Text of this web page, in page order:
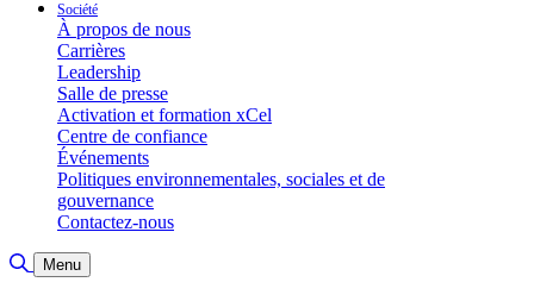
Société
À propos de nous
Carrières
Leadership
Salle de presse
Activation et formation xCel
Centre de confiance
Événements
Politiques environnementales, sociales et de
gouvernance
Contactez-nous
Basculer la recherche
Menu